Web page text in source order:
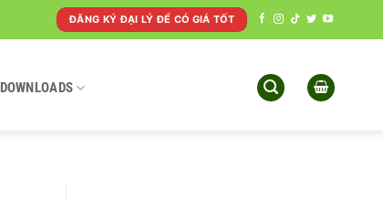
ĐĂNG KÝ ĐẠI LÝ ĐỂ CÓ GIÁ TỐT
DOWNLOADS